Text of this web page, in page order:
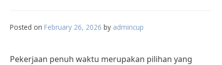
Posted on February 26, 2026 by admincup
Pekerjaan penuh waktu merupakan pilihan yang